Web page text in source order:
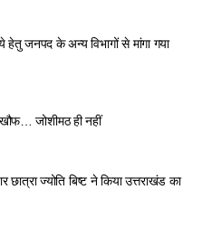
जनपद के अन्य विभागों से मांगा गया
खौफ… जोशीमठ ही नहीं
छात्रा ज्योति बिष्ट ने किया उत्तराखंड का